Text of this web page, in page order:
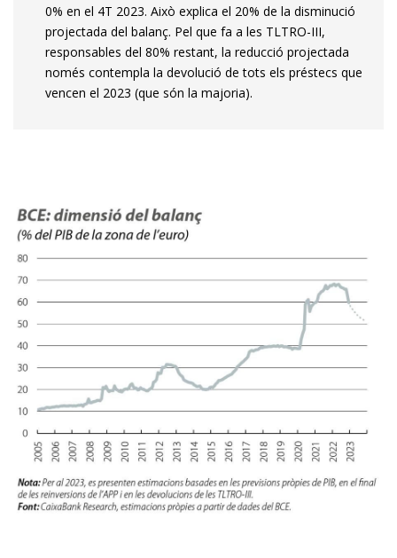
0% en el 4T 2023. Això explica el 20% de la disminució
projectada del balanç. Pel que fa a les TLTRO-III,
responsables del 80% restant, la reducció projectada
només contempla la devolució de tots els préstecs que
vencen el 2023 (que són la majoria).